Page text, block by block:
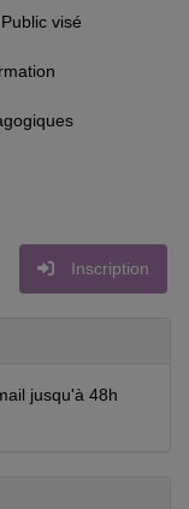
Public visé
Inscription
jusqu'à 48h